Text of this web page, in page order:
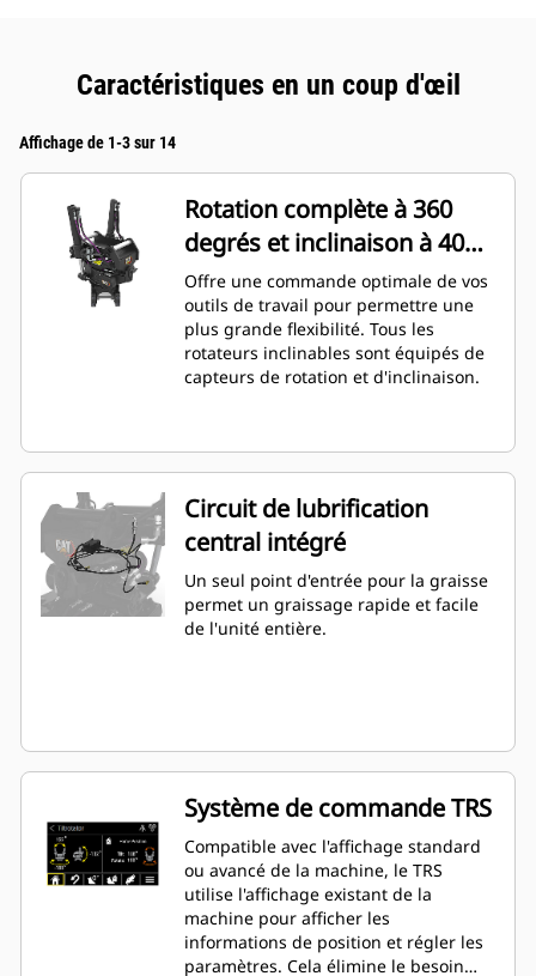
Caractéristiques en un coup d'œil
Affichage de 1-3 sur 14
Rotation complète à 360
degrés et inclinaison à 40
degrés
Offre une commande optimale de vos
outils de travail pour permettre une
plus grande flexibilité. Tous les
rotateurs inclinables sont équipés de
capteurs de rotation et d'inclinaison.
Circuit de lubrification
central intégré
Un seul point d'entrée pour la graisse
permet un graissage rapide et facile
de l'unité entière.
Système de commande TRS
Compatible avec l'affichage standard
ou avancé de la machine, le TRS
utilise l'affichage existant de la
machine pour afficher les
informations de position et régler les
paramètres. Cela élimine le besoin